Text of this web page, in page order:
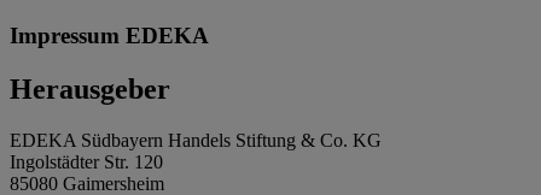
Impressum EDEKA
Herausgeber
EDEKA Südbayern Handels Stiftung & Co. KG
Ingolstädter Str. 120
85080 Gaimersheim